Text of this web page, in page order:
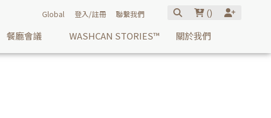
Global 登入/註冊 聯繫我們 ()
餐廳會議 WASHCAN STORIES™ 關於我們